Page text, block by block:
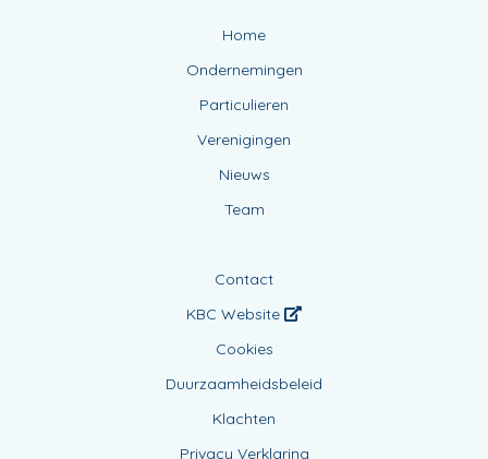
Home
Ondernemingen
Particulieren
Verenigingen
Nieuws
Team
Contact
KBC Website
Cookies
Duurzaamheidsbeleid
Klachten
Privacy Verklaring